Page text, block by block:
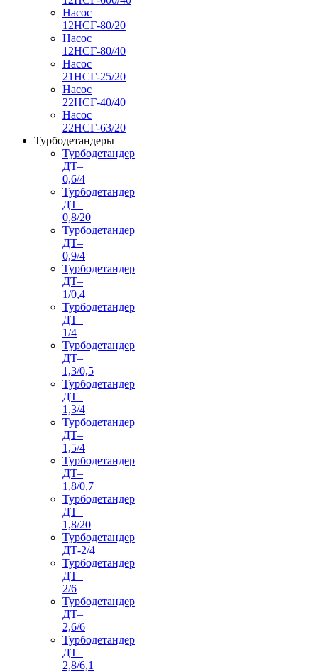
Насос
12НСГ-80/20
Насос
12НСГ-80/40
Насос
21НСГ-25/20
Насос
22НСГ-40/40
Насос
22НСГ-63/20
Турбодетандеры
Турбодетандер
ДТ–
0,6/4
Турбодетандер
ДТ–
0,8/20
Турбодетандер
ДТ–
0,9/4
Турбодетандер
ДТ–
1/0,4
Турбодетандер
ДТ–
1/4
Турбодетандер
ДТ–
1,3/0,5
Турбодетандер
ДТ–
1,3/4
Турбодетандер
ДТ–
1,5/4
Турбодетандер
ДТ–
1,8/0,7
Турбодетандер
ДТ–
1,8/20
Турбодетандер
ДТ-2/4
Турбодетандер
ДТ–
2/6
Турбодетандер
ДТ–
2,6/6
Турбодетандер
ДТ–
2,8/6,1